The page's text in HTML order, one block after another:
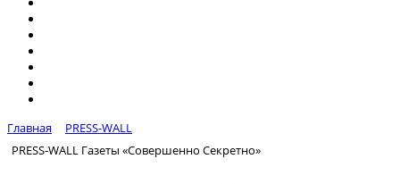
Главная
PRESS-WALL
PRESS-WALL Газеты «Совершенно Секретно»